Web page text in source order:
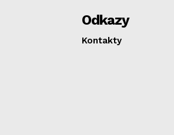
Odkazy
Kontakty